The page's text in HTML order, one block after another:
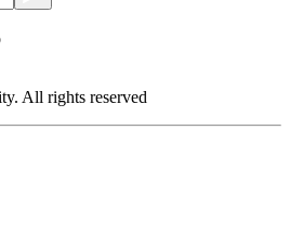
All rights reserved